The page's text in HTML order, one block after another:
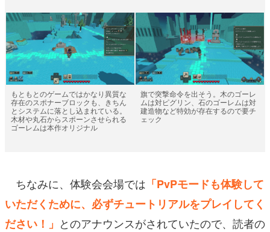
もともとのゲームではかなり異質な
存在のスポナーブロックも、きちん
とシステムに落とし込まれている。
木材や丸石からスポーンさせられる
ゴーレムは本作オリジナル
旗で突撃命令を出そう。木のゴーレ
ムは対ピグリン、石のゴーレムは対
建造物など特効が存在するので要チ
ェック
ちなみに、体験会会場では 「PvPモードも体験して
いただくために、必ずチュートリアルをプレイしてく
ださい！」 とのアナウンスがされていたので、読者の